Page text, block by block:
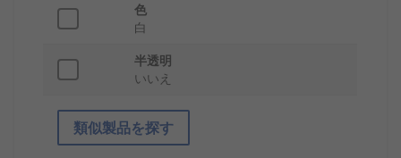
色
白
半透明
いいえ
類似製品を探す